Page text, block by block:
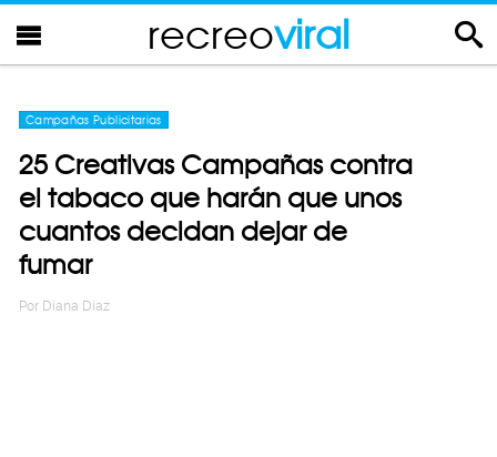
recreoviral
Campañas Publicitarias
25 Creativas Campañas contra
el tabaco que harán que unos
cuantos decidan dejar de
fumar
Por Diana Diaz